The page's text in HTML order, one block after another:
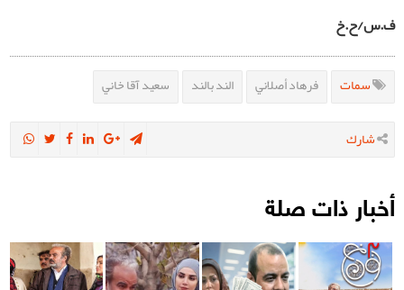
ف.س/ح.خ
سمات فرهاد أصلاني الند بالند سعيد آقا خاني
شارك
أخبار ذات صلة